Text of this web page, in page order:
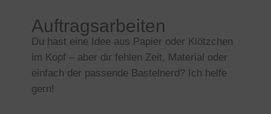
Auftragsarbeiten
Du hast eine Idee aus Papier oder Klötzchen
im Kopf – aber dir fehlen Zeit, Material oder
einfach der passende Bastelnerd? Ich helfe
gern!